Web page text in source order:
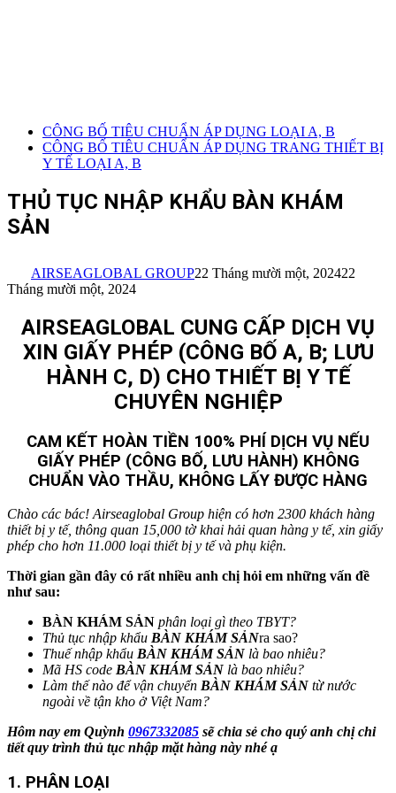
CÔNG BỐ TIÊU CHUẨN ÁP DỤNG LOẠI A, B
CÔNG BỐ TIÊU CHUẨN ÁP DỤNG TRANG THIẾT BỊ
Y TẾ LOẠI A, B
THỦ TỤC NHẬP KHẨU BÀN KHÁM
SẢN
AIRSEAGLOBAL GROUP22 Tháng mười một, 202422
Tháng mười một, 2024
AIRSEAGLOBAL CUNG CẤP DỊCH VỤ
XIN GIẤY PHÉP (CÔNG BỐ A, B; LƯU
HÀNH C, D) CHO THIẾT BỊ Y TẾ
CHUYÊN NGHIỆP
CAM KẾT HOÀN TIỀN 100% PHÍ DỊCH VỤ NẾU
GIẤY PHÉP (CÔNG BỐ, LƯU HÀNH) KHÔNG
CHUẨN VÀO THẦU, KHÔNG LẤY ĐƯỢC HÀNG
Chào các bác! Airseaglobal Group hiện có hơn 2300 khách hàng
thiết bị y tế, thông quan 15,000 tờ khai hải quan hàng y tế, xin giấy
phép cho hơn 11.000 loại thiết bị y tế và phụ kiện.
Thời gian gần đây có rất nhiều anh chị hỏi em những vấn đề
như sau:
BÀN KHÁM SẢN phân loại gì theo TBYT?
Thủ tục nhập khẩu BÀN KHÁM SẢNra sao?
Thuế nhập khẩu BÀN KHÁM SẢN là bao nhiêu?
Mã HS code BÀN KHÁM SẢN là bao nhiêu?
Làm thế nào để vận chuyển BÀN KHÁM SẢN từ nước
ngoài về tận kho ở Việt Nam?
Hôm nay em Quỳnh 0967332085 sẽ chia sẻ cho quý anh chị chi
tiết quy trình thủ tục nhập mặt hàng này nhé ạ
1. PHÂN LOẠI